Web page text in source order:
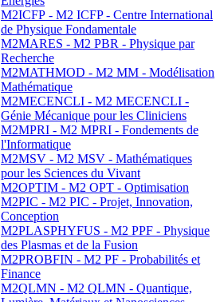
M2ICFP - M2 ICFP - Centre International
de Physique Fondamentale
M2MARES - M2 PBR - Physique par
Recherche
M2MATHMOD - M2 MM - Modélisation
Mathématique
M2MECENCLI - M2 MECENCLI -
Génie Mécanique pour les Cliniciens
M2MPRI - M2 MPRI - Fondements de
l'Informatique
M2MSV - M2 MSV - Mathématiques
pour les Sciences du Vivant
M2OPTIM - M2 OPT - Optimisation
M2PIC - M2 PIC - Projet, Innovation,
Conception
M2PLASPHYFUS - M2 PPF - Physique
des Plasmas et de la Fusion
M2PROBFIN - M2 PF - Probabilités et
Finance
M2QLMN - M2 QLMN - Quantique,